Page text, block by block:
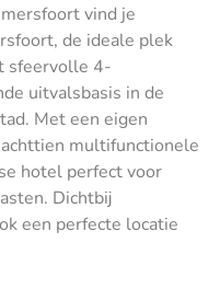
vind je
de ideale plek
sfeervolle 4-
uitvalsbasis in de
Met een eigen
multifunctionele
hotel perfect voor
Dichtbij
een perfecte locatie